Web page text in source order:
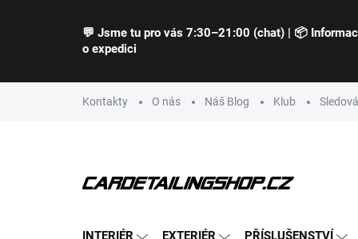
💬 Jsme tu pro vás 7:30–21:00 (chat) | 📦
o expedici
Kontakty O nás Náš Blog Klub
INTERIÉR EXTERIÉR PŘÍSLUŠENSTVÍ